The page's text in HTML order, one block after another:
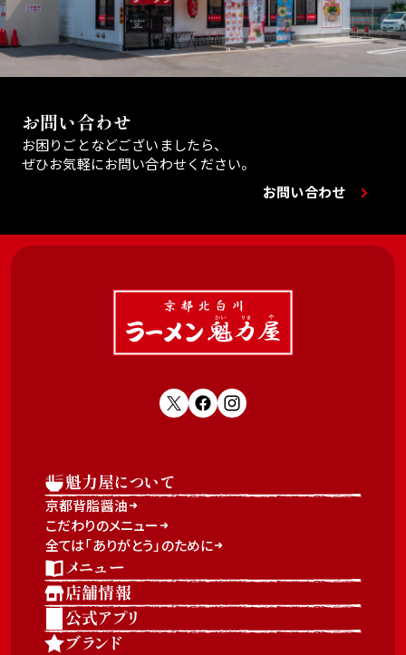
お問い合わせ
お困りごとなどございましたら、
ぜひお気軽にお問い合わせください。
お問い合わせ
魁力屋について
京都背脂醤油
こだわりのメニュー
全ては「ありがとう」のために
メニュー
店舗情報
公式アプリ
ブランド